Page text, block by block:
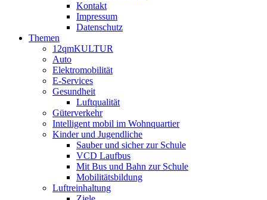
Kontakt
Impressum
Datenschutz
Themen
12qmKULTUR
Auto
Elektromobilität
E-Services
Gesundheit
Luftqualität
Güterverkehr
Intelligent mobil im Wohnquartier
Kinder und Jugendliche
Sauber und sicher zur Schule
VCD Laufbus
Mit Bus und Bahn zur Schule
Mobilitätsbildung
Luftreinhaltung